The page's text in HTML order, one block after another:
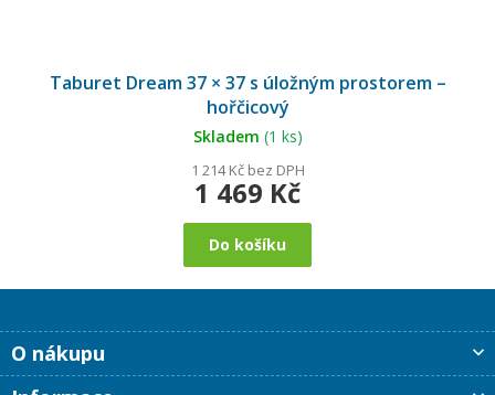
Taburet Dream 37 × 37 s úložným prostorem –
hořčicový
Skladem (1 ks)
1 214 Kč bez DPH
1 469 Kč
Do košíku
ZO nákupu